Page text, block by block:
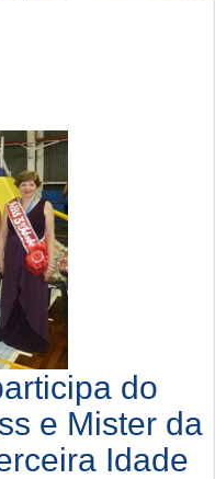
do
e Mister da
Idade